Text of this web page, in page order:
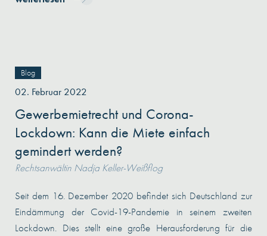
Blog
02. Februar 2022
Gewerbemietrecht und Corona-
Lockdown: Kann die Miete einfach
gemindert werden?
Rechtsanwältin Nadja Keller-Weißflog
Seit dem 16. Dezember 2020 befindet sich Deutschland zur
Eindämmung der Covid-19-Pandemie in seinem zweiten
Lockdown. Dies stellt eine große Herausforderung für die